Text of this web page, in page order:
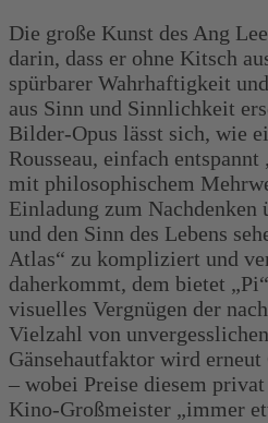
Die große Kunst des Ang
darin, dass er ohne Kitsch
spürbarer Wahrhaftigkeit
aus Sinn und Sinnlichkeit
Bilder-Opus lässt sich, wie
Rousseau, einfach entspannt
mit philosophischem
Einladung zum Nachdenken
und den Sinn des Lebens
Atlas“ zu kompliziert und
daherkommt, dem bietet
visuelles Vergnügen der
Vielzahl von
Gänsehautfaktor wird erneut
– wobei Preise diesem
Kino-Großmeister „immer